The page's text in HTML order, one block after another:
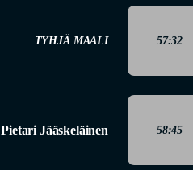
TYHJÄ MAALI 57:32
Pietari Jääskeläinen 58:45